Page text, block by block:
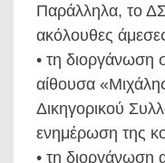
Παράλληλα, το
ακόλουθες
• τη διοργάνωση
αίθουσα
Δικηγορικού
ενημέρωση της
• τη διοργάνωση